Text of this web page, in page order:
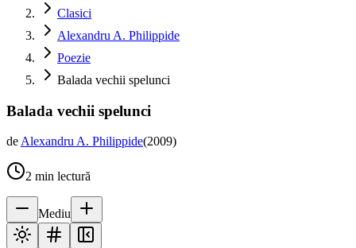
Clasici
Alexandru A. Philippide
Poezie
Balada vechii spelunci
Balada vechii spelunci
deAlexandru A. Philippide(2009)
2 min lectură
Mediu